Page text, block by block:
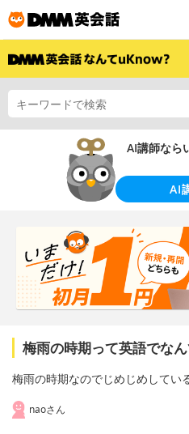
AI講師なら
AI
梅雨の時期って英語でな
梅雨の時期なのでじめじめしてい
naoさん